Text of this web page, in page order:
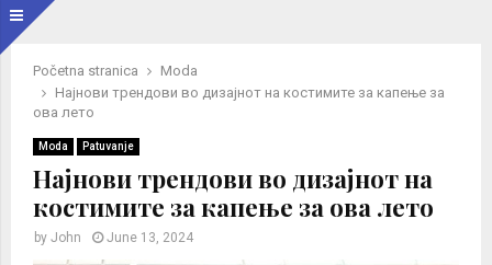
Početna stranica
Moda
Најнови трендови во дизајнот на костимите за капење за
ова лето
Moda Patuvanje
Најнови трендови во дизајнот на
костимите за капење за ова лето
by John June 13, 2024